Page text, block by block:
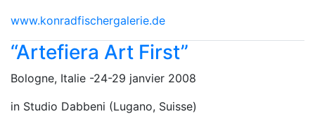
www.konradfischergalerie.de
“Artefiera Art First”
Bologne, Italie -24-29 janvier 2008
in Studio Dabbeni (Lugano, Suisse)